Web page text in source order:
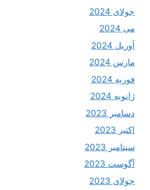
جولای 2024
می 2024
آوریل 2024
مارس 2024
فوریه 2024
ژانویه 2024
دسامبر 2023
اکتبر 2023
سپتامبر 2023
آگوست 2023
جولای 2023